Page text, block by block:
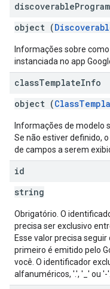
discoverableProgram
object (
Informações sobre
instanciada no app
classTemplateInfo
object (
Informações de modelo
Se não estiver definido,
de campos a serem
id
string
Obrigatório. O
precisa ser exclusivo
Esse valor precisa
primeiro é emitido pelo
você. O identificador
alfanuméricos, '.', '_' ou '-'.